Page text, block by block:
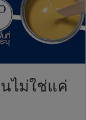
ไม่ใช่แค่